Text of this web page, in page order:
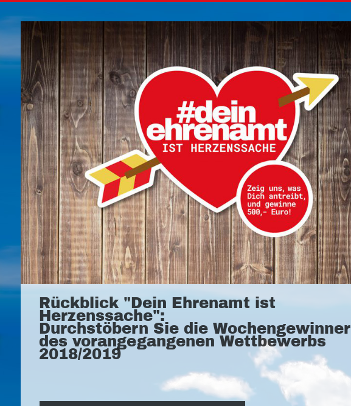
Rückblick "Dein Ehrenamt ist
Herzenssache":
Durchstöbern Sie die Wochengewinner
des vorangegangenen Wettbewerbs
2018/2019